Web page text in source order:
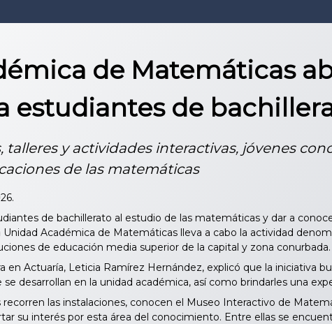
de Matemáticas
estudiantes de
talleres y actividades interactivas, jóvenes
de las matemáticas
de bachillerato al estudio de las matemáticas y dar a
Académica de Matemáticas lleva a cabo la actividad
de educación media superior de la capital y zona conurbada.
en Actuaría, Leticia Ramírez Hernández, explicó que la iniciativa
desarrollan en la unidad académica, así como brindarles una
las instalaciones, conocen el Museo Interactivo de
su interés por esta área del conocimiento. Entre ellas se